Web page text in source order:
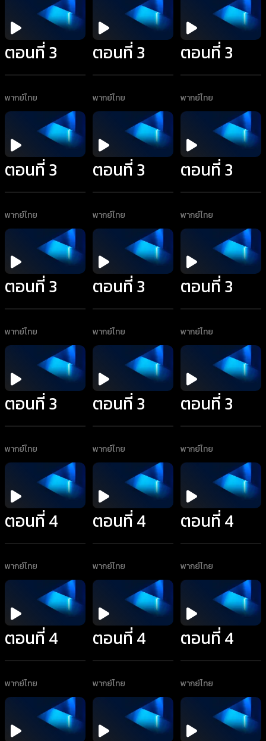
ตอนที่ 3
พากย์ไทย
ตอนที่ 3
พากย์ไทย
ตอนที่ 3
พากย์ไทย
ตอนที่ 3
พากย์ไทย
ตอนที่ 3
พากย์ไทย
ตอนที่ 3
พากย์ไทย
ตอนที่ 3
พากย์ไทย
ตอนที่ 3
พากย์ไทย
ตอนที่ 3
พากย์ไทย
ตอนที่ 3
พากย์ไทย
ตอนที่ 3
พากย์ไทย
ตอนที่ 3
พากย์ไทย
ตอนที่ 4
พากย์ไทย
ตอนที่ 4
พากย์ไทย
ตอนที่ 4
พากย์ไทย
ตอนที่ 4
พากย์ไทย
ตอนที่ 4
พากย์ไทย
ตอนที่ 4
พากย์ไทย